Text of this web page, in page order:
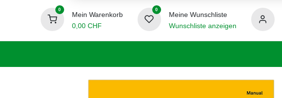
0
Mein Warenkorb
0,00CHF
0
Meine Wunschliste
Wunschliste anzeigen